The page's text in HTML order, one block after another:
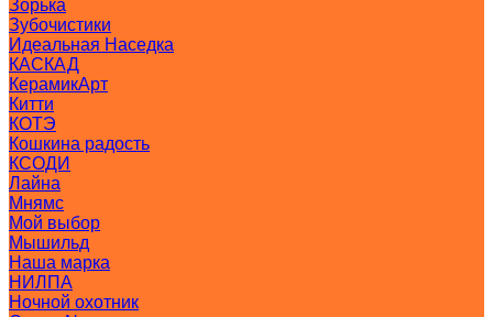
Зорька
Зубочистики
Идеальная Наседка
КАСКАД
КерамикАрт
Китти
КОТЭ
Кошкина радость
КСОДИ
Лайна
Мнямс
Мой выбор
Мышильд
Наша марка
НИЛПА
Ночной охотник